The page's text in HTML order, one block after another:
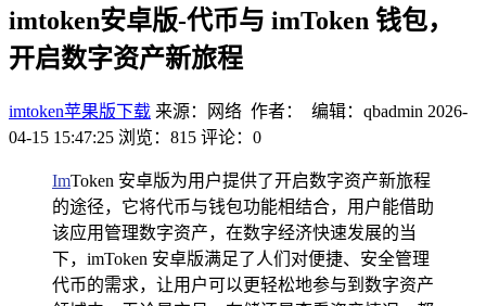
imtoken安卓版-代币与 imToken 钱包，
开启数字资产新旅程
imtoken苹果版下载 来源：网络 作者： 编辑：qbadmin 2026-
04-15 15:47:25 浏览：815 评论：0
ImToken 安卓版为用户提供了开启数字资产新旅程
的途径，它将代币与钱包功能相结合，用户能借助
该应用管理数字资产，在数字经济快速发展的当
下，imToken 安卓版满足了人们对便捷、安全管理
代币的需求，让用户可以更轻松地参与到数字资产